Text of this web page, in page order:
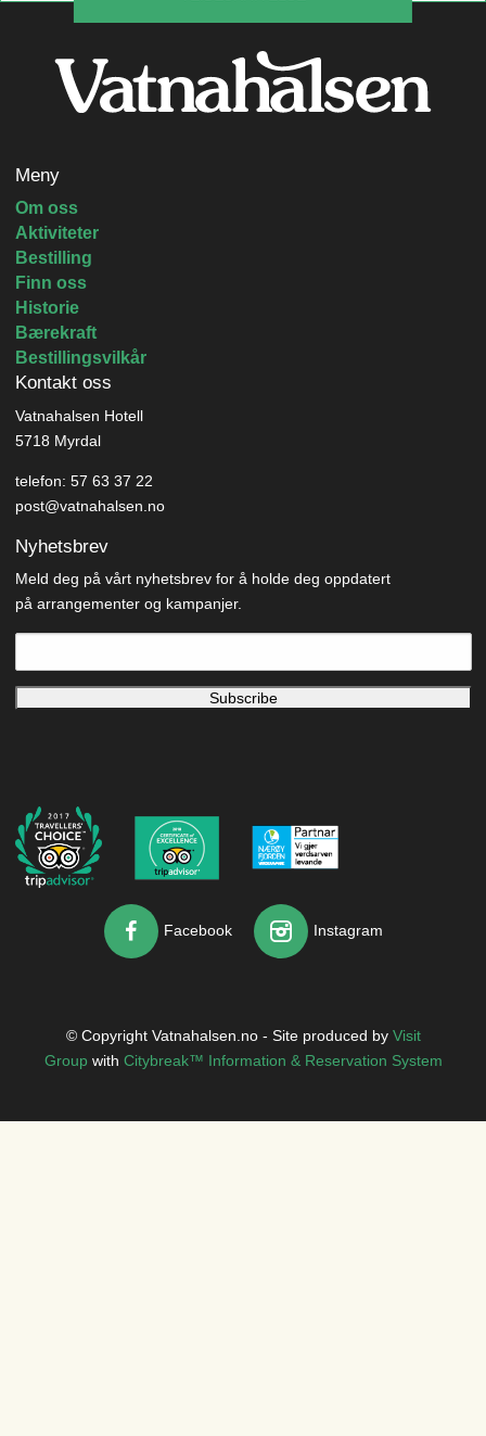
Meny
Om oss
Aktiviteter
Bestilling
Finn oss
Historie
Bærekraft
Bestillingsvilkår
Kontakt oss
Vatnahalsen Hotell
5718 Myrdal
telefon: 57 63 37 22
post@vatnahalsen.no
Nyhetsbrev
Meld deg på vårt nyhetsbrev for å holde deg oppdatert
på arrangementer og kampanjer.
Facebook Instagram
© Copyright Vatnahalsen.no - Site produced by Visit
Group with Citybreak™ Information & Reservation System